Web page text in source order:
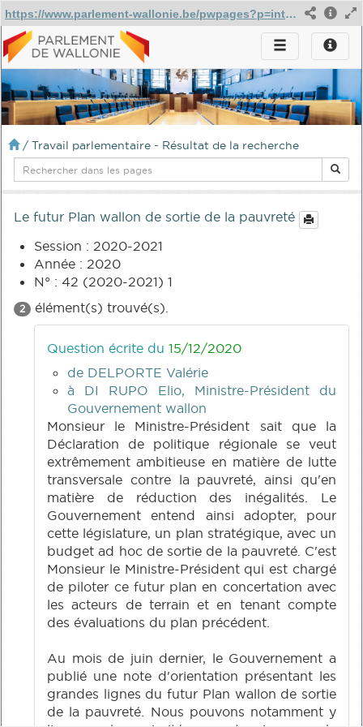
https://www.parlement-wallonie.be/pwpages?p=interp-questions-voir&type=28&iddoc=100789